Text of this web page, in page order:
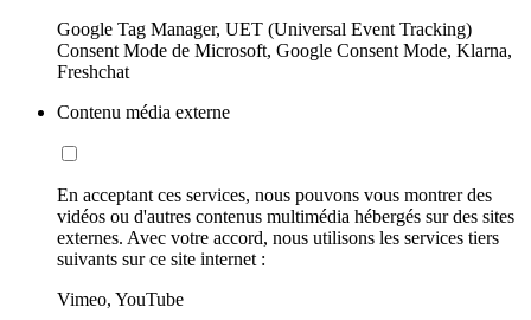
Google Tag Manager, UET (Universal Event Tracking)
Consent Mode de Microsoft, Google Consent Mode, Klarna,
Freshchat
Contenu média externe
En acceptant ces services, nous pouvons vous montrer des
vidéos ou d'autres contenus multimédia hébergés sur des sites
externes. Avec votre accord, nous utilisons les services tiers
suivants sur ce site internet :
Vimeo, YouTube